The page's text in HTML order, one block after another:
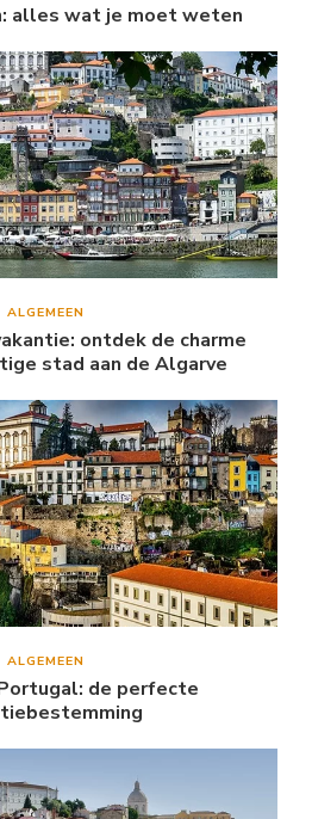
alles wat je moet weten
ALGEMEEN
ontdek de charme
stad aan de Algarve
ALGEMEEN
de perfecte